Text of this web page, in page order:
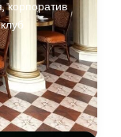
корпоратив